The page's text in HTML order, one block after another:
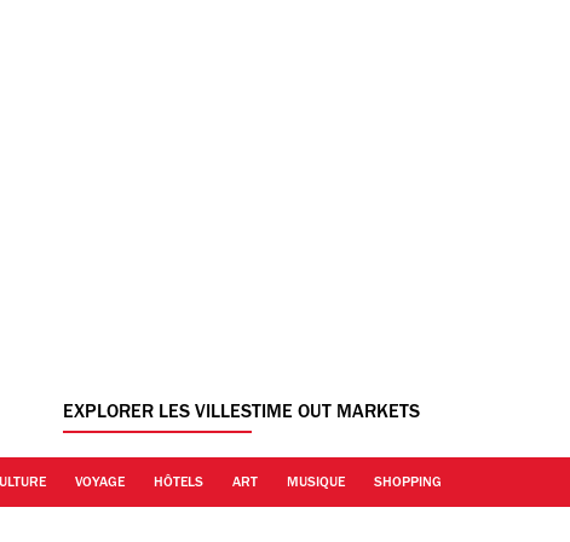
EXPLORER LES VILLESTIME OUT MARKETS
VOYAGE HÔTELS ART MUSIQUE SHOPPING